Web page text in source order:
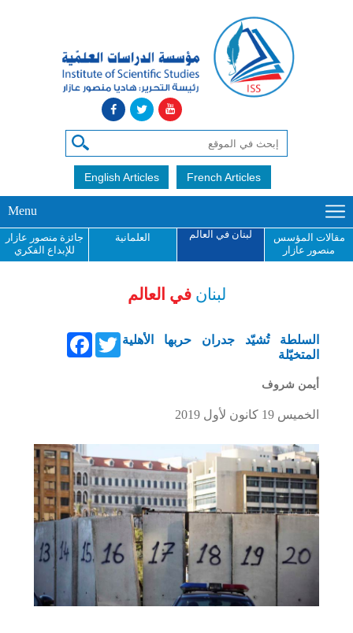
English Articles French Articles
Menu
مقالات المؤسس
منصور عازار
لبنان في العالم العلمانية
جائزة منصور عازار
للإبداع الفكري
لبنان في العالم
FacebookTwitter السلطة تُشيّد جدران حربها الأهلية
المتخيّلة
أيمن شروف
الخميس 19 كانون لأول 2019